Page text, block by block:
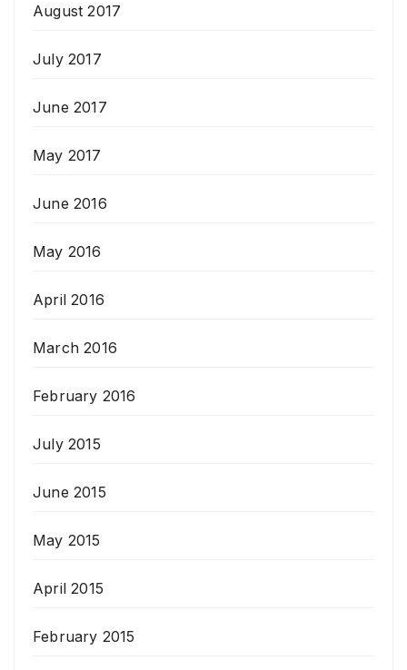
August 2017
July 2017
June 2017
May 2017
June 2016
May 2016
April 2016
March 2016
February 2016
July 2015
June 2015
May 2015
April 2015
February 2015